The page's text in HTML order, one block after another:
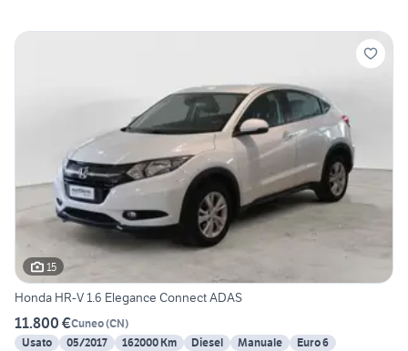
15
Honda HR-V 1.6 Elegance Connect ADAS
11.800 €Cuneo(CN)
Usato
05/2017 162000 Km Diesel Manuale
Euro 6